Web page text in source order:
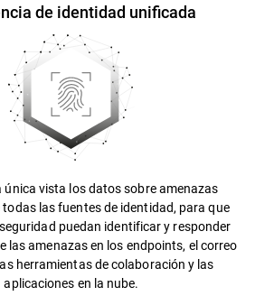
de identidad unificada
única vista los datos sobre amenazas
las fuentes de identidad, para que
puedan identificar y responder
las amenazas en los endpoints, el correo
herramientas de colaboración y las
aplicaciones en la nube.